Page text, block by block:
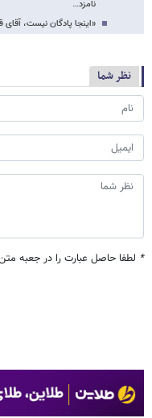
نامزد…
«اینجا پادگان نیست، آقای
نظر شما
* لطفا حاصل عبارت را در جعبه متن